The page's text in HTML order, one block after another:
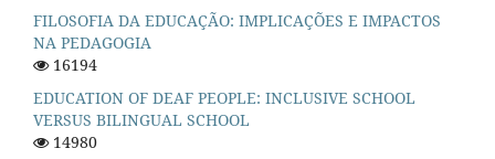
FILOSOFIA DA EDUCAÇÃO: IMPLICAÇÕES E IMPACTOS
NA PEDAGOGIA
16194
EDUCATION OF DEAF PEOPLE: INCLUSIVE SCHOOL
VERSUS BILINGUAL SCHOOL
14980